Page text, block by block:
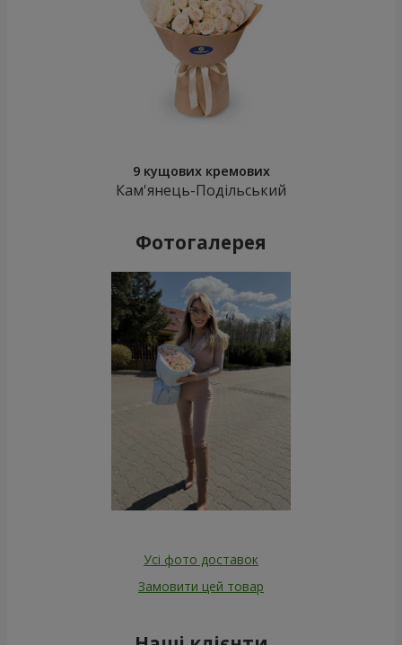
9 кущових кремових
Кам'янець-Подільський
Фотогалерея
Усі фото доставок
Замовити цей товар